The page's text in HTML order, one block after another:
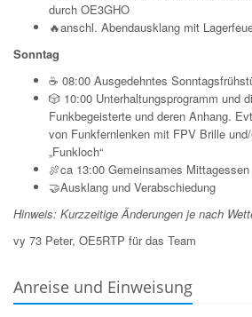
durch OE3GHO
🔥anschl. Abendausklang mit
Sonntag
☕ 08:00 Ausgedehntes
🎲 10:00 Unterhaltungsprogramm und
Funkbegeisterte und deren Anhang.
von Funkfernlenken mit FPV Brille
„Funkloch“
🍖ca 13:00 Gemeinsames Mittagessen
🤝Ausklang und Verabschiedung
Hinweis: Kurzzeitige Änderungen je nach
vy 73 Peter, OE5RTP für das Team
Anreise und Einweisung